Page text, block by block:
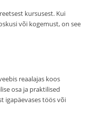
kursusest. Kui
või kogemust, on see
reaalajas koos
osa ja praktilised
igapäevases töös või